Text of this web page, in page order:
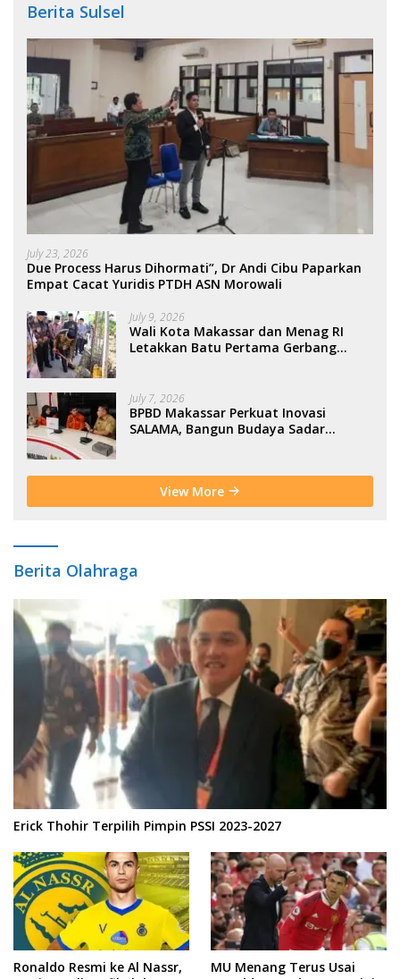
Berita Sulsel
July 23, 2026
Due Process Harus Dihormati”, Dr Andi Cibu Paparkan
Empat Cacat Yuridis PTDH ASN Morowali
July 9, 2026
Wali Kota Makassar dan Menag RI
Letakkan Batu Pertama Gerbang
July 7, 2026
BPBD Makassar Perkuat Inovasi
SALAMA, Bangun Budaya Sadar
View More
Berita Olahraga
Erick Thohir Terpilih Pimpin PSSI 2023-2027
Ronaldo Resmi ke Al Nassr,
MU Menang Terus Usai